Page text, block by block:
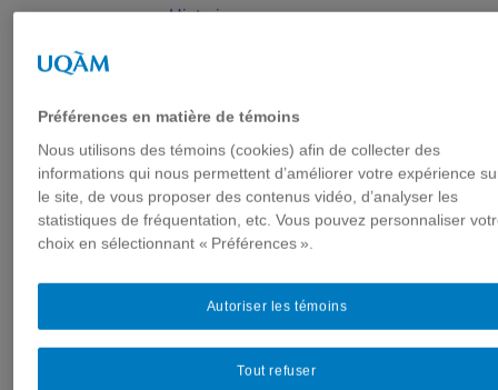
Historique
Chercheur.e.s associé.e.s
Chercheur.e.s émérites
Étudiant.e.s
Partenaires
Personnel
Axes de recherche
1) Écocitoyenneté et justice
2) Prismes socioculturels
3) Art et créativité
Préférences en matière de témoins
Nous utilisons des témoins (cookies) afin de collecter des
informations qui nous permettent d’améliorer votre expérience
le site, de vous proposer des contenus vidéo, d’analyser les
statistiques de fréquentation, etc. Vous pouvez personnaliser
choix en sélectionnant « Préférences ».
Tout refuser
Autoriser les témoins